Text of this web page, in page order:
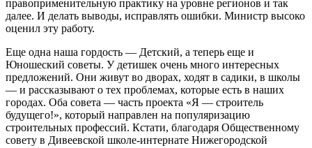
правоприменительную практику на уровне регионов и так
далее. И делать выводы, исправлять ошибки. Министр высоко
оценил эту работу.
Еще одна наша гордость — Детский, а теперь еще и
Юношеский советы. У детишек очень много интересных
предложений. Они живут во дворах, ходят в садики, в школы
— и рассказывают о тех проблемах, которые есть в наших
городах. Оба совета — часть проекта «Я — строитель
будущего!», который направлен на популяризацию
строительных профессий. Кстати, благодаря Общественному
совету в Дивеевской школе-интернате Нижегородской